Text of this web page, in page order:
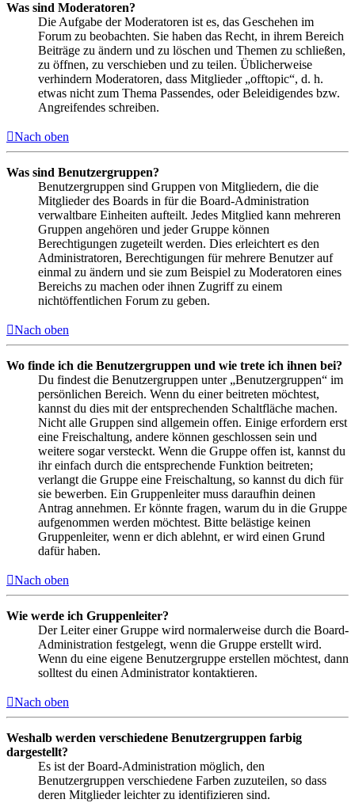
Was sind Moderatoren?
Die Aufgabe der Moderatoren ist es, das Geschehen im
Forum zu beobachten. Sie haben das Recht, in ihrem Bereich
Beiträge zu ändern und zu löschen und Themen zu schließen,
zu öffnen, zu verschieben und zu teilen. Üblicherweise
verhindern Moderatoren, dass Mitglieder „offtopic“, d. h.
etwas nicht zum Thema Passendes, oder Beleidigendes bzw.
Angreifendes schreiben.
Nach oben
Was sind Benutzergruppen?
Benutzergruppen sind Gruppen von Mitgliedern, die die
Mitglieder des Boards in für die Board-Administration
verwaltbare Einheiten aufteilt. Jedes Mitglied kann mehreren
Gruppen angehören und jeder Gruppe können
Berechtigungen zugeteilt werden. Dies erleichtert es den
Administratoren, Berechtigungen für mehrere Benutzer auf
einmal zu ändern und sie zum Beispiel zu Moderatoren eines
Bereichs zu machen oder ihnen Zugriff zu einem
nichtöffentlichen Forum zu geben.
Nach oben
Wo finde ich die Benutzergruppen und wie trete ich ihnen bei?
Du findest die Benutzergruppen unter „Benutzergruppen“ im
persönlichen Bereich. Wenn du einer beitreten möchtest,
kannst du dies mit der entsprechenden Schaltfläche machen.
Nicht alle Gruppen sind allgemein offen. Einige erfordern erst
eine Freischaltung, andere können geschlossen sein und
weitere sogar versteckt. Wenn die Gruppe offen ist, kannst du
ihr einfach durch die entsprechende Funktion beitreten;
verlangt die Gruppe eine Freischaltung, so kannst du dich für
sie bewerben. Ein Gruppenleiter muss daraufhin deinen
Antrag annehmen. Er könnte fragen, warum du in die Gruppe
aufgenommen werden möchtest. Bitte belästige keinen
Gruppenleiter, wenn er dich ablehnt, er wird einen Grund
dafür haben.
Nach oben
Wie werde ich Gruppenleiter?
Der Leiter einer Gruppe wird normalerweise durch die Board-
Administration festgelegt, wenn die Gruppe erstellt wird.
Wenn du eine eigene Benutzergruppe erstellen möchtest, dann
solltest du einen Administrator kontaktieren.
Nach oben
Weshalb werden verschiedene Benutzergruppen farbig
dargestellt?
Es ist der Board-Administration möglich, den
Benutzergruppen verschiedene Farben zuzuteilen, so dass
deren Mitglieder leichter zu identifizieren sind.